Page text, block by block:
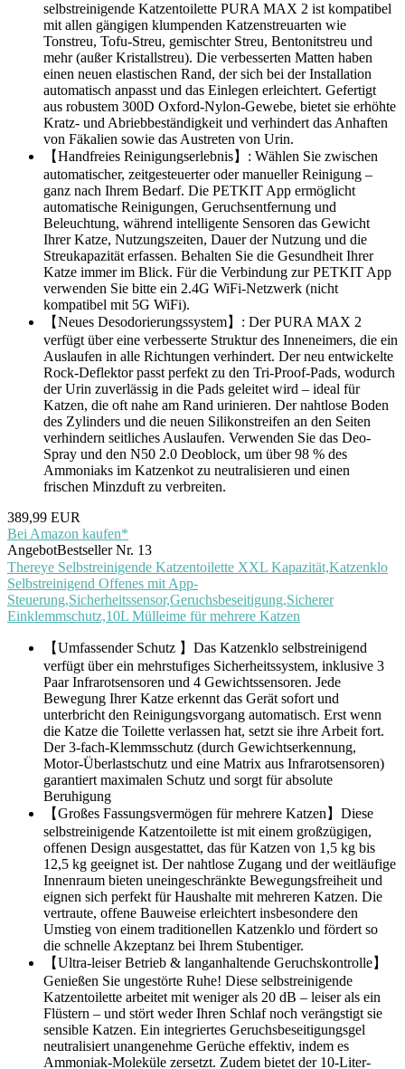
selbstreinigende Katzentoilette PURA MAX 2 ist kompatibel
mit allen gängigen klumpenden Katzenstreuarten wie
Tonstreu, Tofu-Streu, gemischter Streu, Bentonitstreu und
mehr (außer Kristallstreu). Die verbesserten Matten haben
einen neuen elastischen Rand, der sich bei der Installation
automatisch anpasst und das Einlegen erleichtert. Gefertigt
aus robustem 300D Oxford-Nylon-Gewebe, bietet sie erhöhte
Kratz- und Abriebbeständigkeit und verhindert das Anhaften
von Fäkalien sowie das Austreten von Urin.
【Handfreies Reinigungserlebnis】: Wählen Sie zwischen
automatischer, zeitgesteuerter oder manueller Reinigung –
ganz nach Ihrem Bedarf. Die PETKIT App ermöglicht
automatische Reinigungen, Geruchsentfernung und
Beleuchtung, während intelligente Sensoren das Gewicht
Ihrer Katze, Nutzungszeiten, Dauer der Nutzung und die
Streukapazität erfassen. Behalten Sie die Gesundheit Ihrer
Katze immer im Blick. Für die Verbindung zur PETKIT App
verwenden Sie bitte ein 2.4G WiFi-Netzwerk (nicht
kompatibel mit 5G WiFi).
【Neues Desodorierungssystem】: Der PURA MAX 2
verfügt über eine verbesserte Struktur des Inneneimers, die ein
Auslaufen in alle Richtungen verhindert. Der neu entwickelte
Rock-Deflektor passt perfekt zu den Tri-Proof-Pads, wodurch
der Urin zuverlässig in die Pads geleitet wird – ideal für
Katzen, die oft nahe am Rand urinieren. Der nahtlose Boden
des Zylinders und die neuen Silikonstreifen an den Seiten
verhindern seitliches Auslaufen. Verwenden Sie das Deo-
Spray und den N50 2.0 Deoblock, um über 98 % des
Ammoniaks im Katzenkot zu neutralisieren und einen
frischen Minzduft zu verbreiten.
389,99 EUR
Bei Amazon kaufen*
AngebotBestseller Nr. 13
Thereye Selbstreinigende Katzentoilette XXL Kapazität,Katzenklo
Selbstreinigend Offenes mit App-
Steuerung,Sicherheitssensor,Geruchsbeseitigung,Sicherer
Einklemmschutz,10L Mülleime für mehrere Katzen
【Umfassender Schutz 】Das Katzenklo selbstreinigend
verfügt über ein mehrstufiges Sicherheitssystem, inklusive 3
Paar Infrarotsensoren und 4 Gewichtssensoren. Jede
Bewegung Ihrer Katze erkennt das Gerät sofort und
unterbricht den Reinigungsvorgang automatisch. Erst wenn
die Katze die Toilette verlassen hat, setzt sie ihre Arbeit fort.
Der 3-fach-Klemmsschutz (durch Gewichtserkennung,
Motor-Überlastschutz und eine Matrix aus Infrarotsensoren)
garantiert maximalen Schutz und sorgt für absolute
Beruhigung
【Großes Fassungsvermögen für mehrere Katzen】Diese
selbstreinigende Katzentoilette ist mit einem großzügigen,
offenen Design ausgestattet, das für Katzen von 1,5 kg bis
12,5 kg geeignet ist. Der nahtlose Zugang und der weitläufige
Innenraum bieten uneingeschränkte Bewegungsfreiheit und
eignen sich perfekt für Haushalte mit mehreren Katzen. Die
vertraute, offene Bauweise erleichtert insbesondere den
Umstieg von einem traditionellen Katzenklo und fördert so
die schnelle Akzeptanz bei Ihrem Stubentiger.
【Ultra-leiser Betrieb & langanhaltende Geruchskontrolle】
Genießen Sie ungestörte Ruhe! Diese selbstreinigende
Katzentoilette arbeitet mit weniger als 20 dB – leiser als ein
Flüstern – und stört weder Ihren Schlaf noch verängstigt sie
sensible Katzen. Ein integriertes Geruchsbeseitigungsgel
neutralisiert unangenehme Gerüche effektiv, indem es
Ammoniak-Moleküle zersetzt. Zudem bietet der 10-Liter-